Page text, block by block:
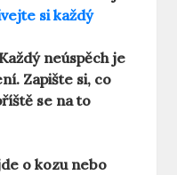
si každý
neúspěch je
Zapište si, co
se na to
o kozu nebo